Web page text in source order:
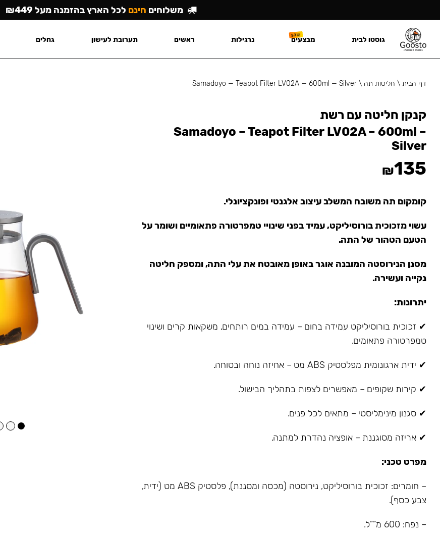
דף הבית\ חליטות תה \
Samadoyo — Teapot Filter LV02A — 600ml — Silver
קנקן חליטה עם רשת
Samadoyo – Teapot Filter LV02A – 600ml –
Silver
₪135
קומקום תה משובח המשלב עיצוב אלגנטי ופונקציונלי.
עשוי מזכוכית בורוסיליקט, עמיד בפני שינויי טמפרטורה פתאומיים ושומר על
הטעם הטהור של התה.
מסנן הנירוסטה המובנה אוגר באופן מאובטח את עלי התה, ומספק חליטה
נקייה ועשירה.
יתרונות:
✔ זכוכית בורוסיליקט עמידה בחום – עמידה במים רותחים, משקאות קרים ושינוי
טמפרטורה פתאומים.
✔ ידית ארגונומית מפלסטיק ABS מט – אחיזה נוחה ובטוחה.
✔ קירות שקופים – מאפשרים לצפות בתהליך הבישול.
✔ סגנון מינימליסטי – מתאים לכל פנים.
✔ אריזה מסוגננת – אופציה נהדרת למתנה.
מפרט טכני:
– חומרים: זכוכית בורוסיליקט, נירוסטה (מכסה ומסננת), פלסטיק ABS מט (ידית,
צבע כסף).
– נפח: 600 מ””ל.
משלוחים חינם לכל הארץ בהזמנה מעל ₪449
גוסטו לבית מבצעים נרגילות ראשים תערובת לעישון גחלים